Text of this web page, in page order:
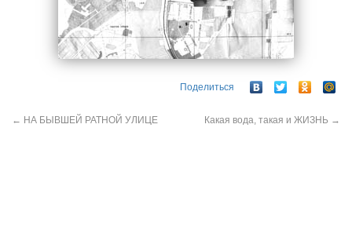
Поделиться
← НА БЫВШЕЙ РАТНОЙ УЛИЦЕ Какая вода, такая и ЖИЗНЬ →